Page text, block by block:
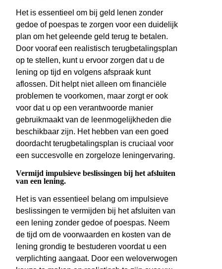
Het is essentieel om bij geld lenen zonder
gedoe of poespas te zorgen voor een duidelijk
plan om het geleende geld terug te betalen.
Door vooraf een realistisch terugbetalingsplan
op te stellen, kunt u ervoor zorgen dat u de
lening op tijd en volgens afspraak kunt
aflossen. Dit helpt niet alleen om financiële
problemen te voorkomen, maar zorgt er ook
voor dat u op een verantwoorde manier
gebruikmaakt van de leenmogelijkheden die
beschikbaar zijn. Het hebben van een goed
doordacht terugbetalingsplan is cruciaal voor
een succesvolle en zorgeloze leningervaring.
Vermijd impulsieve beslissingen bij het afsluiten
van een lening.
Het is van essentieel belang om impulsieve
beslissingen te vermijden bij het afsluiten van
een lening zonder gedoe of poespas. Neem
de tijd om de voorwaarden en kosten van de
lening grondig te bestuderen voordat u een
verplichting aangaat. Door een weloverwogen